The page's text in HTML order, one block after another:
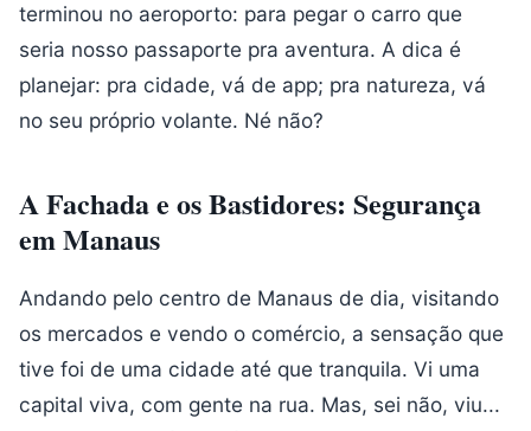
terminou no aeroporto: para pegar o carro que
seria nosso passaporte pra aventura. A dica é
planejar: pra cidade, vá de app; pra natureza, vá
no seu próprio volante. Né não?
A Fachada e os Bastidores: Segurança
em Manaus
Andando pelo centro de Manaus de dia, visitando
os mercados e vendo o comércio, a sensação que
tive foi de uma cidade até que tranquila. Vi uma
capital viva, com gente na rua. Mas, sei não, viu...